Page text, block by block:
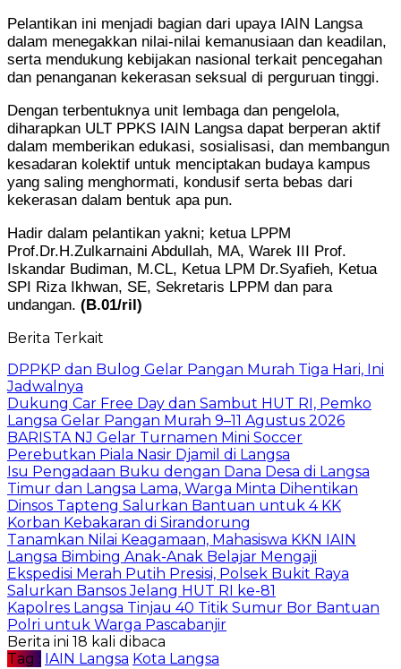
Pelantikan ini menjadi bagian dari upaya IAIN Langsa
dalam menegakkan nilai-nilai kemanusiaan dan keadilan,
serta mendukung kebijakan nasional terkait pencegahan
dan penanganan kekerasan seksual di perguruan tinggi.
Dengan terbentuknya unit lembaga dan pengelola,
diharapkan ULT PPKS IAIN Langsa dapat berperan aktif
dalam memberikan edukasi, sosialisasi, dan membangun
kesadaran kolektif untuk menciptakan budaya kampus
yang saling menghormati, kondusif serta bebas dari
kekerasan dalam bentuk apa pun.
Hadir dalam pelantikan yakni; ketua LPPM
Prof.Dr.H.Zulkarnaini Abdullah, MA, Warek III Prof.
Iskandar Budiman, M.CL, Ketua LPM Dr.Syafieh, Ketua
SPI Riza Ikhwan, SE, Sekretaris LPPM dan para
undangan. (B.01/ril)
Berita Terkait
DPPKP dan Bulog Gelar Pangan Murah Tiga Hari, Ini
Jadwalnya
Dukung Car Free Day dan Sambut HUT RI, Pemko
Langsa Gelar Pangan Murah 9–11 Agustus 2026
BARISTA NJ Gelar Turnamen Mini Soccer
Perebutkan Piala Nasir Djamil di Langsa
Isu Pengadaan Buku dengan Dana Desa di Langsa
Timur dan Langsa Lama, Warga Minta Dihentikan
Dinsos Tapteng Salurkan Bantuan untuk 4 KK
Korban Kebakaran di Sirandorung
Tanamkan Nilai Keagamaan, Mahasiswa KKN IAIN
Langsa Bimbing Anak-Anak Belajar Mengaji
Ekspedisi Merah Putih Presisi, Polsek Bukit Raya
Salurkan Bansos Jelang HUT RI ke-81
Kapolres Langsa Tinjau 40 Titik Sumur Bor Bantuan
Polri untuk Warga Pascabanjir
Berita ini 18 kali dibaca
Tag : IAIN Langsa Kota Langsa